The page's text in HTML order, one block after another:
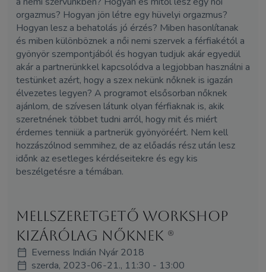
orgazmus? Hogyan jön létre egy hüvelyi orgazmus?
Hogyan lesz a behatolás jó érzés? Miben hasonlítanak
és miben különböznek a női nemi szervek a férfiakétól a
gyönyör szempontjából és hogyan tudjuk akár egyedül
akár a partnerünkkel kapcsolódva a legjobban használni a
testünket azért, hogy a szex nekünk nőknek is igazán
élvezetes legyen? A programot elsősorban nőknek
ajánlom, de szívesen látunk olyan férfiaknak is, akik
szeretnének többet tudni arról, hogy mit és miért
érdemes tenniük a partnerük gyönyöréért. Nem kell
hozzászólnod semmihez, de az előadás rész után lesz
időnk az esetleges kérdéseitekre és egy kis
beszélgetésre a témában.
Mellszeretgető workshop
kizárólag nőknek (R)
Everness Indián Nyár 2018
szerda, 2023-06-21., 11:30 - 13:00